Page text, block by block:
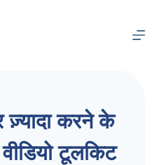
करने के
टूलकिट